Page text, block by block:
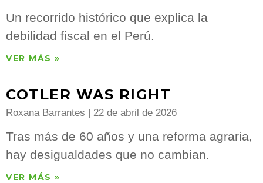
Un recorrido histórico que explica la
debilidad fiscal en el Perú.
VER MÁS »
COTLER WAS RIGHT
Roxana Barrantes 22 de abril de 2026
Tras más de 60 años y una reforma agraria,
hay desigualdades que no cambian.
VER MÁS »